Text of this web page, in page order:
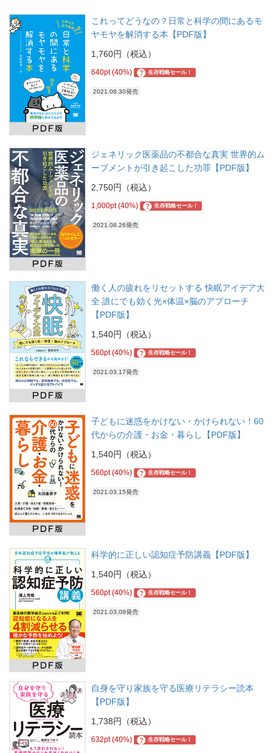
これってどうなの？日常と科学の間にあるモ
ヤモヤを解消する本【PDF版】
1,760円（税込）
640pt (40%) ? 生存戦略セール！
2021.08.30発売
ジェネリック医薬品の不都合な真実 世界的ム
ーブメントが引き起こした功罪【PDF版】
2,750円（税込）
1,000pt (40%) ? 生存戦略セール！
2021.08.26発売
働く人の疲れをリセットする 快眠アイデア大
全 誰にでも効く光×体温×脳のアプローチ
【PDF版】
1,540円（税込）
560pt (40%) ? 生存戦略セール！
2021.03.17発売
子どもに迷惑をかけない・かけられない！60
代からの介護・お金・暮らし【PDF版】
1,540円（税込）
560pt (40%) ? 生存戦略セール！
2021.03.15発売
科学的に正しい認知症予防講義【PDF版】
1,540円（税込）
560pt (40%) ? 生存戦略セール！
2021.03.08発売
自身を守り家族を守る医療リテラシー読本
【PDF版】
1,738円（税込）
632pt (40%) ? 生存戦略セール！